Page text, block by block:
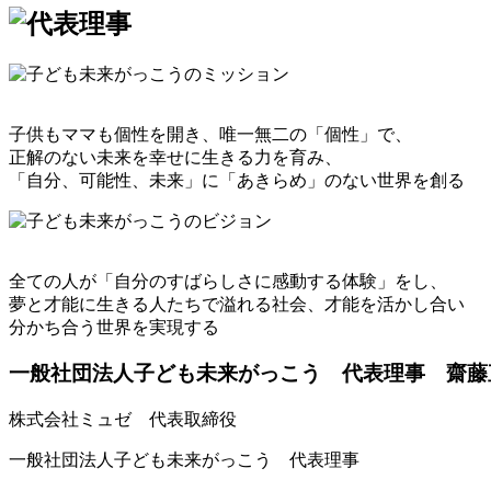
子供もママも個性を開き、唯一無二の「個性」で、
正解のない未来を幸せに生きる力を育み、
「自分、可能性、未来」に「あきらめ」のない世界を創る
全ての人が「自分のすばらしさに感動する体験」をし、
夢と才能に生きる人たちで溢れる社会、才能を活かし合い
分かち合う世界を実現する
一般社団法人子ども未来がっこう代表理事 齋
株式会社ミュゼ 代表取締役
一般社団法人子ども未来がっこう 代表理事